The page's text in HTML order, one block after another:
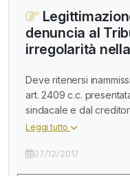
denuncia al
irregolarità
Deve ritenersi
art. 2409 c.c.
sindacale e dal
Leggi tutto
07/12/2017